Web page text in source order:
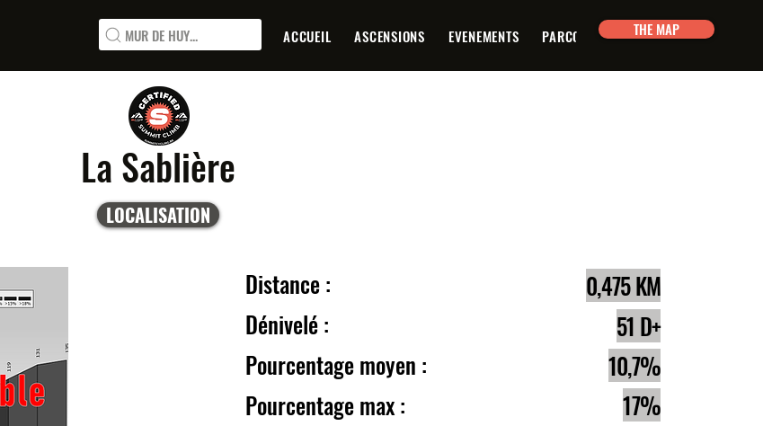
MUR DE HUY... ACCUEIL ASCENSIONS EVENEMENTS PARCOURS PLANIFICATEUR
THE MAP
La Sablière
LOCALISATION
Distance :
Dénivelé :
Pourcentage moyen :
Pourcentage max :
0,475 KM
51 D+
10,7%
17%